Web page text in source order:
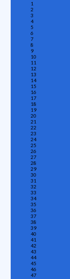
1
2
3
4
5
6
7
8
9
10
11
12
13
14
15
16
17
18
19
20
21
22
23
24
25
26
27
28
29
30
31
32
33
34
35
36
37
38
39
40
41
42
43
44
45
46
47